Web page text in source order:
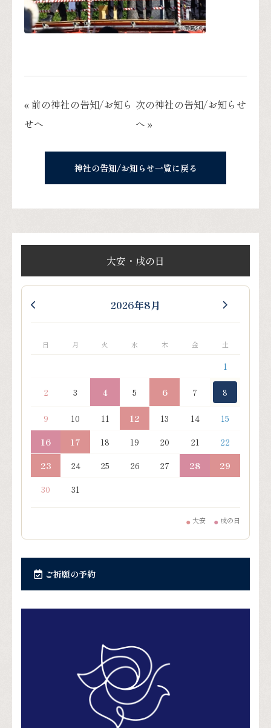
« 前の神社の告知/お知ら
せへ
次の神社の告知/お知らせ
へ »
神社の告知/お知らせ一覧に戻る
大安・戌の日
2026年8月
日 月 火 水 木 金 土
1
2 3 4 5 6 7 8
9 10 11 12 13 14
15
16
17 18 19 20 21
22
23
24 25 26 27 28
29
30
31
● 大安 ● 戌の日
ご祈願の予約